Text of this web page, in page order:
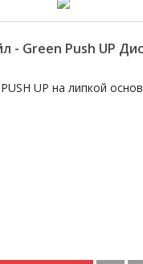
Green Push UP
UP на липкой